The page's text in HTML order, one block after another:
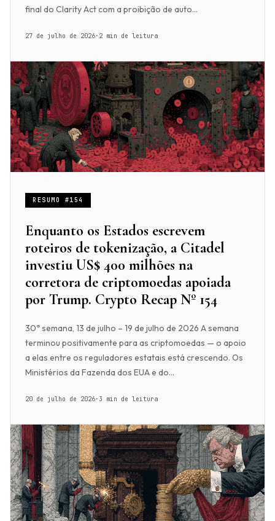
final do Clarity Act com a proibição de auto...
27 de julho de 2026· 2 min de leitura
RESUMO #154
Enquanto os Estados escrevem
roteiros de tokenização, a Citadel
investiu US$ 400 milhões na
corretora de criptomoedas apoiada
por Trump. Crypto Recap Nº 154
30ª semana, 13 de julho – 19 de julho de 2026 A semana
terminou positivamente para as criptomoedas — o apoio
a elas entre os reguladores estatais está crescendo. Os
Ministérios da Fazenda dos EUA e do...
20 de julho de 2026· 3 min de leitura